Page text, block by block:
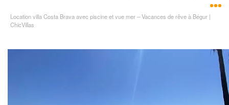
Location villa Costa Brava avec piscine et vue mer – Vacances de rêve à Bégur |
ChicVillas